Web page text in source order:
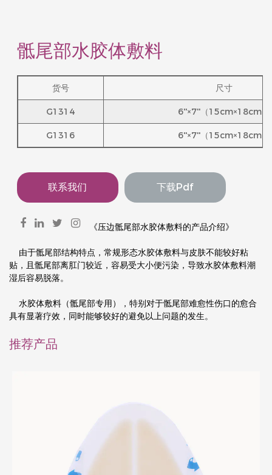
骶尾部水胶体敷料
货号 尺寸
G1314 6''×7''（15cm×18cm）
G1316 6''×7''（15cm×18cm）
联系我们 下载pdf
《压边骶尾部水胶体敷料的产品介绍》
由于骶尾部结构特点，常规形态水胶体敷料与皮肤不能较好粘
贴，且骶尾部离肛门较近，容易受大小便污染，导致水胶体敷料潮
湿后容易脱落。
水胶体敷料（骶尾部专用），特别对于骶尾部难愈性伤口的愈合
具有显著疗效，同时能够较好的避免以上问题的发生。
推荐产品